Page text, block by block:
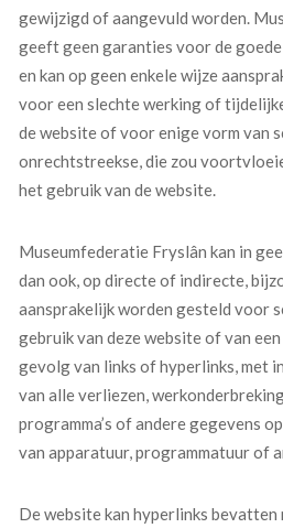
gewijzigd of aangevuld worden.
geeft geen garanties voor de
en kan op geen enkele wijze
voor een slechte werking of
de website of voor enige vorm van
onrechtstreekse, die zou
het gebruik van de website.
Museumfederatie Fryslân kan in
dan ook, op directe of indirecte,
aansprakelijk worden gesteld voor
gebruik van deze website of van
gevolg van links of hyperlinks, met
van alle verliezen,
programma’s of andere gegevens
van apparatuur, programmatuur of
De website kan hyperlinks bevatten